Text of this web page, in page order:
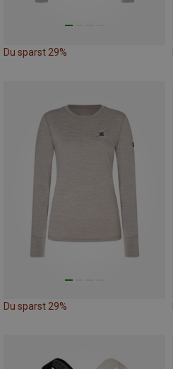
Du sparst 29%
Du sparst 29%